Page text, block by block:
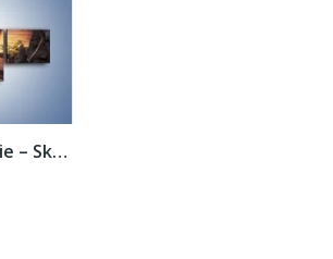
Obraz na płótnie – Skarby świeżo wydobyte...